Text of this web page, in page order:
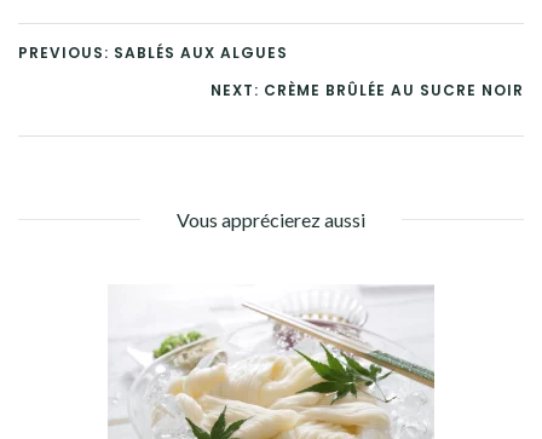
PREVIOUS: SABLÉS AUX ALGUES
NEXT: CRÈME BRÛLÉE AU SUCRE NOIR
Vous apprécierez aussi